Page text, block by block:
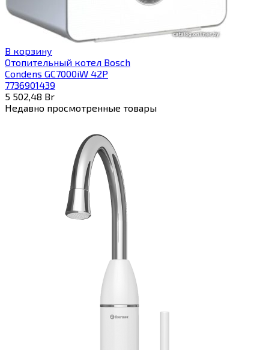
В корзину
Отопительный котел Bosch
Condens GC7000iW 42P
7736901439
5 502,48 Br
Недавно просмотренные товары